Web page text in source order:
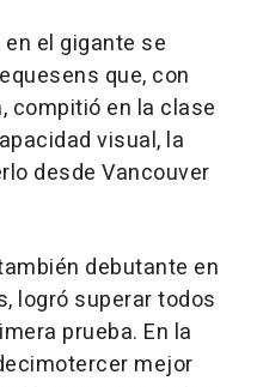
el gigante se
que, con
compitió en la clase
visual, la
desde Vancouver
debutante en
logró superar todos
prueba. En la
mejor